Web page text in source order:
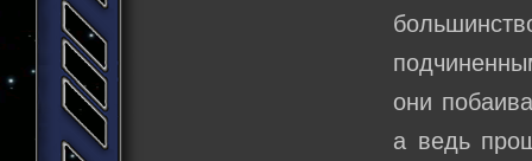
они
а ведь